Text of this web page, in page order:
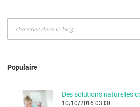
Populaire
10/10/2016 03:00